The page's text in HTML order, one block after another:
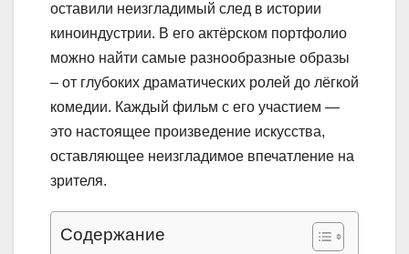
оставили неизгладимый след в истории
киноиндустрии. В его актёрском портфолио
можно найти самые разнообразные образы
– от глубоких драматических ролей до лёгкой
комедии. Каждый фильм с его участием —
это настоящее произведение искусства,
оставляющее неизгладимое впечатление на
зрителя.
Содержание